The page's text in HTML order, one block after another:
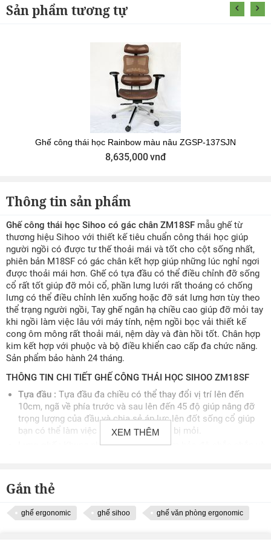
Sản phẩm tương tự
Ghế công thái học Rainbow màu nâu ZGSP-137SJN
8,635,000vnđ
Thông tin sản phẩm
Ghế công thái học Sihoo có gác chân ZM18SF mẫu ghế từ
thương hiệu Sihoo với thiết kế tiêu chuẩn công thái học giúp
người ngồi có được tư thế thoải mái và tốt cho cột sống nhất,
phiên bản M18SF có gác chân kết hợp giúp những lúc nghỉ ngơi
được thoải mái hơn. Ghế có tựa đầu có thể điều chỉnh đỡ sống
cổ rất tốt giúp đỡ mỏi cổ, phần lưng lưới rất thoáng có chống
lưng có thể điều chỉnh lên xuống hoặc đỡ sát lưng hơn tùy theo
thể trạng người ngồi, Tay ghế ngân hạ chiều cao giúp đỡ mỏi tay
khi ngồi làm việc lâu với máy tính, nệm ngồi bọc vải thiết kế
cong ôm mông rất thoải mái, nệm dày và đàn hồi tốt. Chân hợp
kim kết hợp với phuộc và bộ điều khiển cao cấp đa chức năng.
Sản phẩm bảo hành 24 tháng.
THÔNG TIN CHI TIẾT GHẾ CÔNG THÁI HỌC SIHOO ZM18SF
Tựa đầu : Tựa đầu đa chiều có thể thay đổi vị trí lên đến
10cm, ngã về phía trước và sau lên đến 45 độ giúp nâng đỡ
trọng lượng của đầu và chia sẻ áp lực lên đốt sống cổ giúp
bạn có thể làm việc liên tục mà không bị mỏi.
Khung nhựa PP cao cấp đảm bảo độ chắc chắn và
Hỗ trợ cột sống :
lưng giúp lưng luôn thẳng ở trạng thái tự nhiên nhất khi ngồi.
Bảo vệ cột sống không bị thoái hóa cột sống, đau lưng, đau
đốt sống cổ…khi ngồi làm việc sai tư thế trong thời gian dài.
XEM THÊM
Gắn thẻ
ghế ergonomic ghế sihoo ghế văn phòng ergonomic